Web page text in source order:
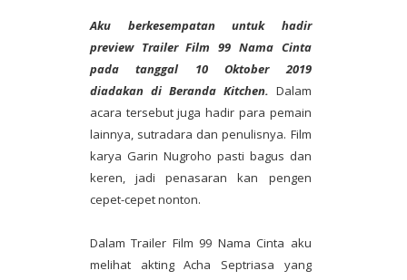
Aku berkesempatan untuk hadir
preview Trailer Film 99 Nama Cinta
pada tanggal 10 Oktober 2019
diadakan di Beranda Kitchen. Dalam
acara tersebut juga hadir para pemain
lainnya, sutradara dan penulisnya. Film
karya Garin Nugroho pasti bagus dan
keren, jadi penasaran kan pengen
cepet-cepet nonton.
Dalam Trailer Film 99 Nama Cinta aku
melihat akting Acha Septriasa yang